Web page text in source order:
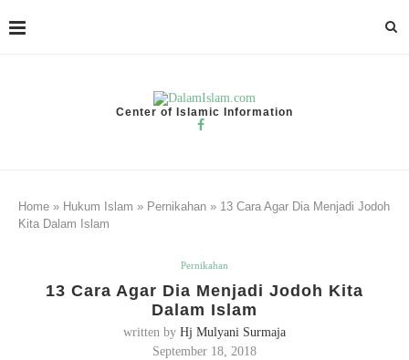
Center of Islamic Information
Home » Hukum Islam » Pernikahan » 13 Cara Agar Dia Menjadi Jodoh
Kita Dalam Islam
Pernikahan
13 Cara Agar Dia Menjadi Jodoh Kita
Dalam Islam
written by Hj Mulyani Surmaja
September 18, 2018